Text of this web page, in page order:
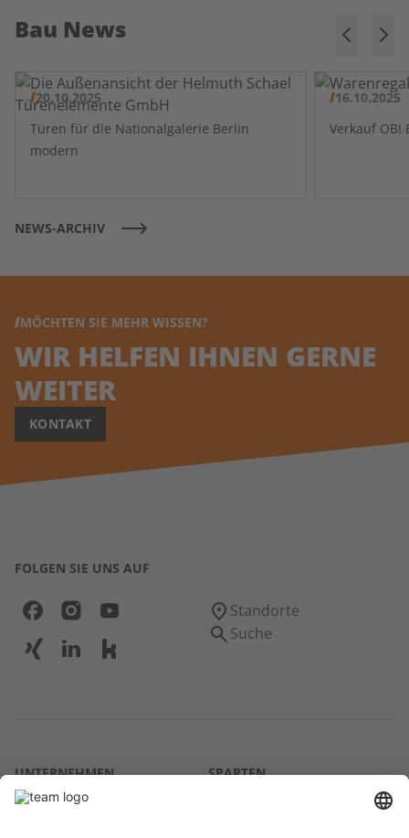
Bau News
20.10.2025
Türen für die Nationalgalerie Berlin
modern
16.10.2025
NEWS-ARCHIV
MÖCHTEN SIE MEHR WISSEN?
WIR HELFEN IHNEN GERNE
WEITER
KONTAKT
FOLGEN SIE UNS AUF
Standorte
Suche
UNTERNEHMEN
Über uns
SPARTEN